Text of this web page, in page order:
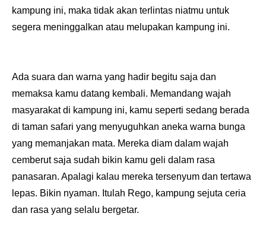
kampung ini, maka tidak akan terlintas niatmu untuk
segera meninggalkan atau melupakan kampung ini.
Ada suara dan warna yang hadir begitu saja dan
memaksa kamu datang kembali. Memandang wajah
masyarakat di kampung ini, kamu seperti sedang berada
di taman safari yang menyuguhkan aneka warna bunga
yang memanjakan mata. Mereka diam dalam wajah
cemberut saja sudah bikin kamu geli dalam rasa
panasaran. Apalagi kalau mereka tersenyum dan tertawa
lepas. Bikin nyaman. Itulah Rego, kampung sejuta ceria
dan rasa yang selalu bergetar.